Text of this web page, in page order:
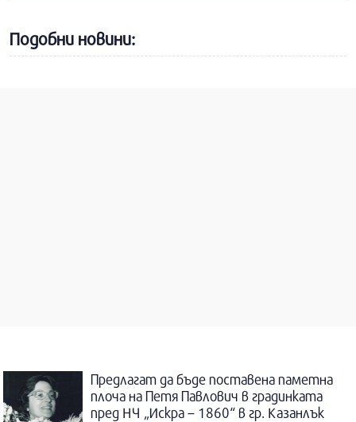
Подобни новини:
Предлагат да бъде поставена паметна
плоча на Петя Павлович в градинката
пред НЧ „Искра – 1860“ в гр. Казанлък